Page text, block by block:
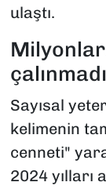
ulaştı.
çalınmadı
Sayısal
kelimenin
cenneti"
2024 yılları